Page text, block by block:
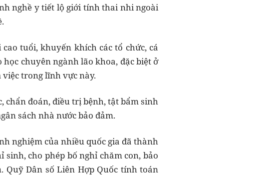
nghề y tiết lộ giới tính thai nhi ngoài
tuổi, khuyến khích các tổ chức, cá
chuyên ngành lão khoa, đặc biệt ở
trong lĩnh vực này.
chẩn đoán, điều trị bệnh, tật bẩm sinh
sách nhà nước bảo đảm.
nghiệm của nhiều quốc gia đã thành
cho phép bố nghỉ chăm con, bảo
Dân số Liên Hợp Quốc tính toán